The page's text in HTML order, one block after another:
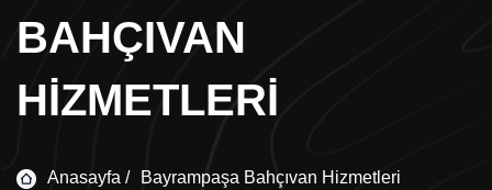
BAHÇIVAN
HIZMETLERI
Anasayfa / Bayrampaşa Bahçıvan Hizmetleri